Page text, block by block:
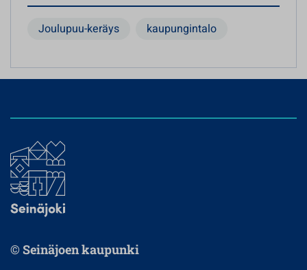
Joulupuu-keräys kaupungintalo
© Seinäjoen kaupunki